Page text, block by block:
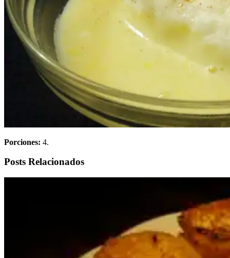
Porciones: 4.
Posts Relacionados